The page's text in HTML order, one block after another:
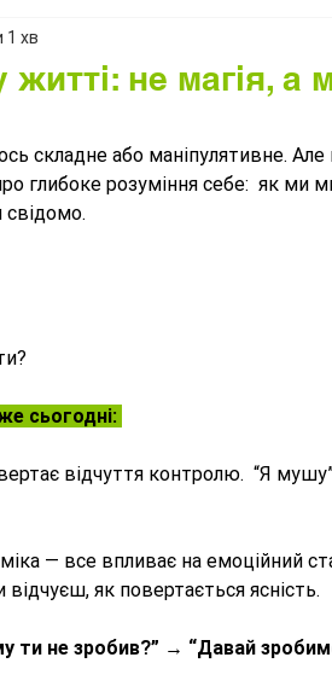
не магія, а
1 хв
складне або маніпулятивне. Але
глибоке розуміння себе:  як ми
сьогодні:
відчуття контролю.  “Я
— все впливає на емоційний
як повертається ясність.
ти не зробив?” → “Давай